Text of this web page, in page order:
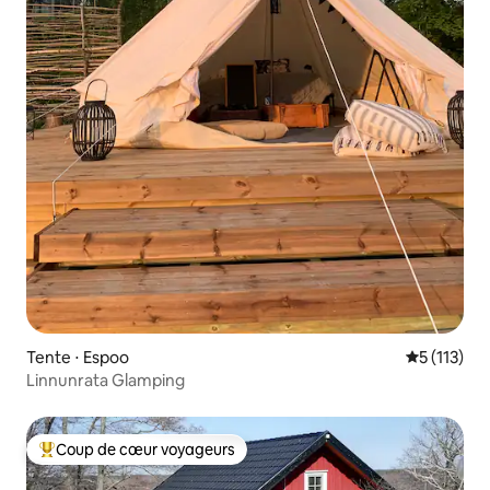
Tente ⋅ Espoo Évaluation
5 (113)
Linnunrata Glamping
Coups de cœur voyageurs les plus appréciés
Coup de cœur voyageurs